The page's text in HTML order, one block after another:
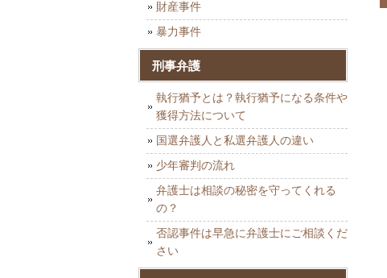
財産事件
暴力事件
刑事弁護
執行猶予とは？執行猶予になる条件や
獲得方法について
国選弁護人と私選弁護人の違い
少年審判の流れ
弁護士は相談の秘密を守ってくれる
の？
否認事件は早急に弁護士にご相談くだ
さい